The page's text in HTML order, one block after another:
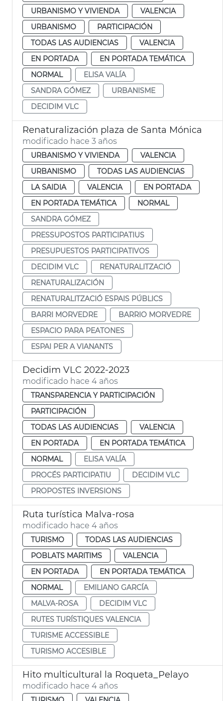
URBANISMO Y VIVIENDA
VALENCIA
URBANISMO
PARTICIPACIÓN
TODAS LAS AUDIENCIAS
VALENCIA
EN PORTADA
EN PORTADA TEMÁTICA
NORMAL
ELISA VALÍA
SANDRA GÓMEZ
URBANISME
DECIDIM VLC
Renaturalización plaza de Santa Mónica
modificado hace 3 años
URBANISMO Y VIVIENDA
VALENCIA
URBANISMO
TODAS LAS AUDIENCIAS
LA SAIDIA
VALENCIA
EN PORTADA
EN PORTADA TEMÁTICA
NORMAL
SANDRA GÓMEZ
PRESSUPOSTOS PARTICIPATIUS
PRESUPUESTOS PARTICIPATIVOS
DECIDIM VLC
RENATURALITZACIÓ
RENATURALIZACIÓN
RENATURALITZACIÓ ESPAIS PÚBLICS
BARRI MORVEDRE
BARRIO MORVEDRE
ESPACIO PARA PEATONES
ESPAI PER A VIANANTS
Decidim VLC 2022-2023
modificado hace 4 años
TRANSPARENCIA Y PARTICIPACIÓN
PARTICIPACIÓN
TODAS LAS AUDIENCIAS
VALENCIA
EN PORTADA
EN PORTADA TEMÁTICA
NORMAL
ELISA VALÍA
PROCÉS PARTICIPATIU
DECIDIM VLC
PROPOSTES INVERSIONS
Ruta turística Malva-rosa
modificado hace 4 años
TURISMO
TODAS LAS AUDIENCIAS
POBLATS MARITIMS
VALENCIA
EN PORTADA
EN PORTADA TEMÁTICA
NORMAL
EMILIANO GARCÍA
MALVA-ROSA
DECIDIM VLC
RUTES TURÍSTIQUES VALENCIA
TURISME ACCESSIBLE
TURISMO ACCESIBLE
Hito multicultural la Roqueta_Pelayo
modificado hace 4 años